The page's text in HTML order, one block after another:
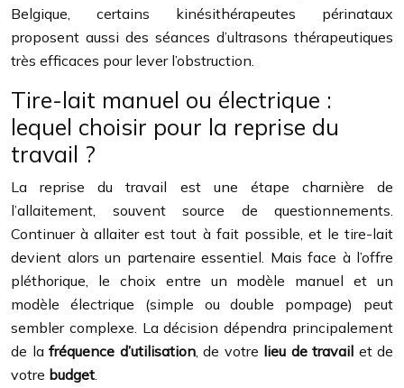
Belgique, certains kinésithérapeutes périnataux
proposent aussi des séances d’ultrasons thérapeutiques
très efficaces pour lever l’obstruction.
Tire-lait manuel ou électrique :
lequel choisir pour la reprise du
travail ?
La reprise du travail est une étape charnière de
l’allaitement, souvent source de questionnements.
Continuer à allaiter est tout à fait possible, et le tire-lait
devient alors un partenaire essentiel. Mais face à l’offre
pléthorique, le choix entre un modèle manuel et un
modèle électrique (simple ou double pompage) peut
sembler complexe. La décision dépendra principalement
de la fréquence d’utilisation, de votre lieu de travail et de
votre budget